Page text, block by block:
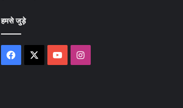
हमसे जुड़े
Facebook YouTubeInstagram